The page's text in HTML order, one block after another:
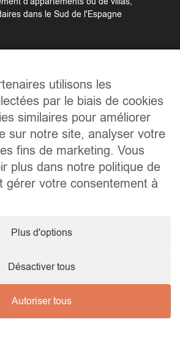
dans le Sud de l'Espagne
?
Mentions
Cookies
utilisons les
par le biais de cookies
similaires pour améliorer
sur notre site, analyser votre
fins de marketing. Vous
plus dans notre politique de
gérer votre consentement à
Plus d'options
Désactiver tous
Autoriser tous